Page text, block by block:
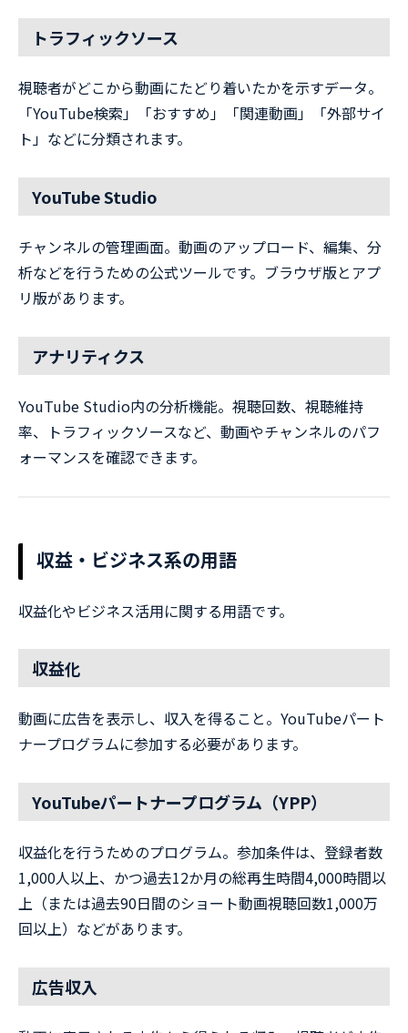
トラフィックソース
視聴者がどこから動画にたどり着いたかを示すデータ。
「YouTube検索」「おすすめ」「関連動画」「外部サイ
ト」などに分類されます。
YouTube Studio
チャンネルの管理画面。動画のアップロード、編集、分
析などを行うための公式ツールです。ブラウザ版とアプ
リ版があります。
アナリティクス
YouTube Studio内の分析機能。視聴回数、視聴維持
率、トラフィックソースなど、動画やチャンネルのパフ
ォーマンスを確認できます。
収益・ビジネス系の用語
収益化やビジネス活用に関する用語です。
収益化
動画に広告を表示し、収入を得ること。YouTubeパート
ナープログラムに参加する必要があります。
YouTubeパートナープログラム（YPP）
収益化を行うためのプログラム。参加条件は、登録者数
1,000人以上、かつ過去12か月の総再生時間4,000時間以
上（または過去90日間のショート動画視聴回数1,000万
回以上）などがあります。
広告収入